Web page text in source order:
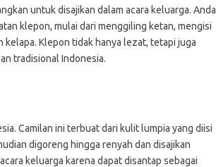
untuk disajikan dalam acara keluarga. Anda
klepon, mulai dari menggiling ketan, mengisi
Klepon tidak hanya lezat, tetapi juga
tradisional Indonesia.
Camilan ini terbuat dari kulit lumpia yang diisi
digoreng hingga renyah dan disajikan
keluarga karena dapat disantap sebagai